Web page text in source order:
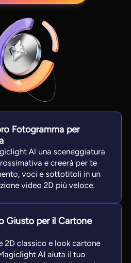
View all tools
Fotogramma per
AI una sceneggiatura
e creerà per te
voci e sottotitoli in un
video 2D più veloce.
Giusto per il Cartone
2D classico e look cartone
AI aiuta il tuo